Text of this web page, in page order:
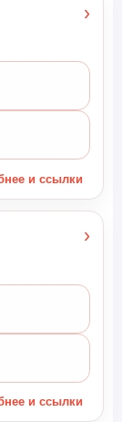
›
и ссылки
›
и ссылки